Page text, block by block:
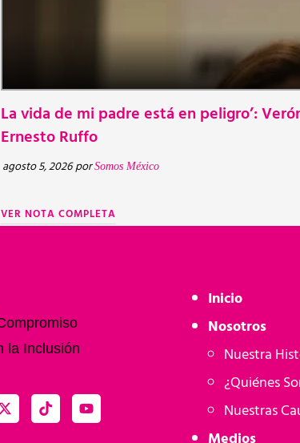
La vida de mi padre está en peligro’:
Ernesto Ruffo
agosto 5, 2026porSomos México
VER NOTA COMPLETA
Inicio
Nosotros
Nuestra
¿Quiénes
Nuestras